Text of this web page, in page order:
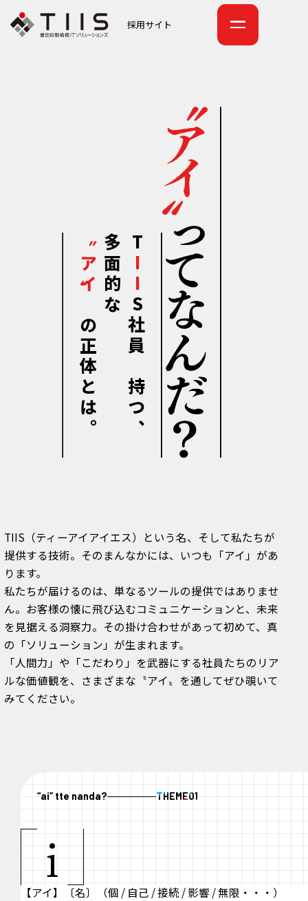
採用サイト
T
II
S社員が持つ、
多面的な
〝アイ〟
の正体とは。
TIIS（ティーアイアイエス）という名、そして私たちが
提供する技術。そのまんなかには、いつも「アイ」があ
ります。
私たちが届けるのは、単なるツールの提供ではありませ
ん。お客様の懐に飛び込むコミュニケーションと、未来
を見据える洞察力。その掛け合わせがあって初めて、真
の「ソリューション」が生まれます。
「人間力」や「こだわり」を武器にする社員たちのリア
ルな価値観を、さまざまな〝アイ〟を通してぜひ覗いて
みてください。
“ai” tte nanda? THEME01
i
【アイ】〔名〕（個 / 自己 / 接続 / 影響 / 無限・・・）